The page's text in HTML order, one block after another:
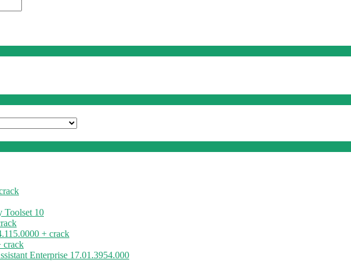
Toolset 10
+ crack
crack
Enterprise 17.01.3954.000